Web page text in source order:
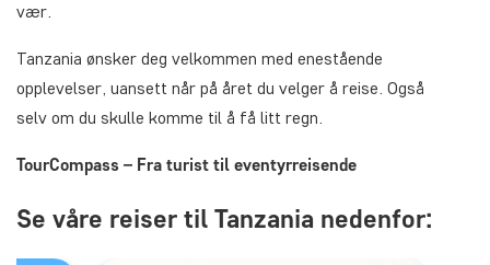
vær.
Tanzania ønsker deg velkommen med enestående
opplevelser, uansett når på året du velger å reise. Også
selv om du skulle komme til å få litt regn.
TourCompass – Fra turist til eventyrreisende
Se våre reiser til Tanzania nedenfor: